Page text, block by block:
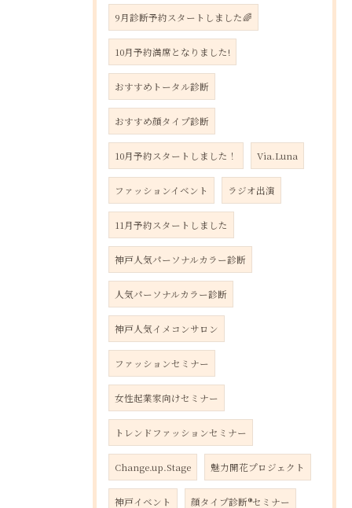
9月診断予約スタートしました🌈
10月予約満席となりました!
おすすめトータル診断
おすすめ顔タイプ診断
10月予約スタートしました！ Via.Luna
ファッションイベント ラジオ出演
11月予約スタートしました
神戸人気パーソナルカラー診断
人気パーソナルカラー診断
神戸人気イメコンサロン
ファッションセミナー
女性起業家向けセミナー
トレンドファッションセミナー
Change.up.Stage 魅力開花プロジェクト
神戸イベント 顔タイプ診断®︎セミナー